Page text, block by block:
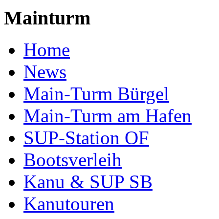
Mainturm
Home
News
Main-Turm Bürgel
Main-Turm am Hafen
SUP-Station OF
Bootsverleih
Kanu & SUP SB
Kanutouren